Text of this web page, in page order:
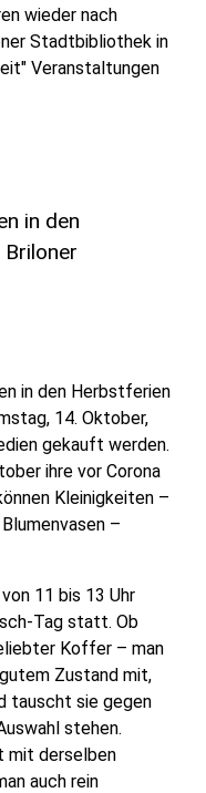
wieder nach
Stadtbibliothek in
Veranstaltungen
in den
in den Herbstferien
14. Oktober,
gekauft werden.
ihre vor Corona
Kleinigkeiten –
–
11 bis 13 Uhr
Tag statt. Ob
Koffer – man
Zustand mit,
tauscht sie gegen
stehen.
mit derselben
auch rein